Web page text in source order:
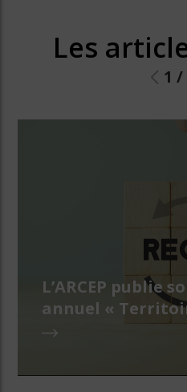
Les
1 /
L’ARCEP publie
annuel «